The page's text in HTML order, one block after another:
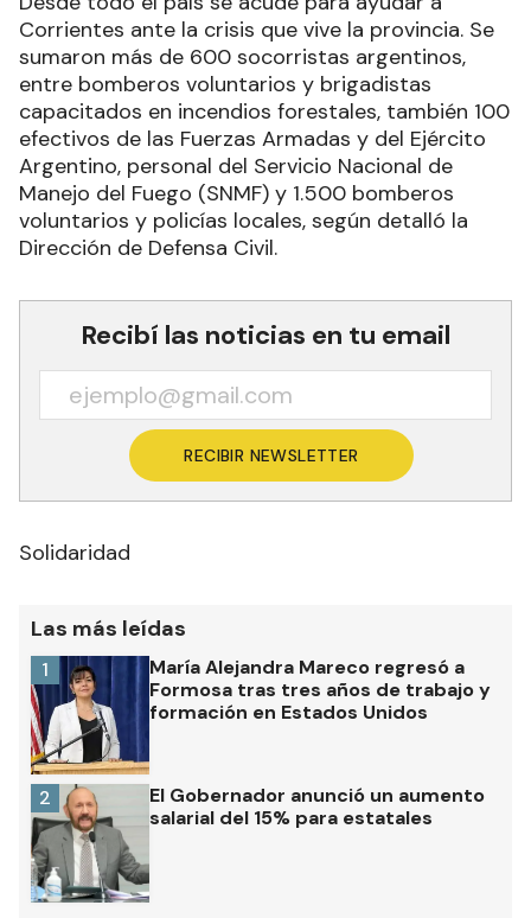
Corrientes ante la crisis que vive la provincia. Se
sumaron más de 600 socorristas argentinos,
entre bomberos voluntarios y brigadistas
capacitados en incendios forestales, también 100
efectivos de las Fuerzas Armadas y del Ejército
Argentino, personal del Servicio Nacional de
Manejo del Fuego (SNMF) y 1.500 bomberos
voluntarios y policías locales, según detalló la
Dirección de Defensa Civil.
Recibí las noticias en tu email
RECIBIR NEWSLETTER
Solidaridad
Las más leídas
María Alejandra Mareco regresó a
Formosa tras tres años de trabajo y
formación en Estados Unidos
1
El Gobernador anunció un aumento
salarial del 15% para estatales
2